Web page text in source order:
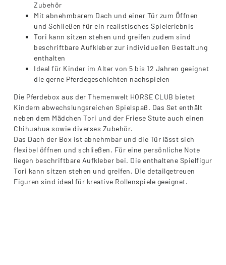
Zubehör
Mit abnehmbarem Dach und einer Tür zum Öffnen
und Schließen für ein realistisches Spielerlebnis
Tori kann sitzen stehen und greifen zudem sind
beschriftbare Aufkleber zur individuellen Gestaltung
enthalten
Ideal für Kinder im Alter von 5 bis 12 Jahren geeignet
die gerne Pferdegeschichten nachspielen
Die Pferdebox aus der Themenwelt HORSE CLUB bietet
Kindern abwechslungsreichen Spielspaß. Das Set enthält
neben dem Mädchen Tori und der Friese Stute auch einen
Chihuahua sowie diverses Zubehör.
Das Dach der Box ist abnehmbar und die Tür lässt sich
flexibel öffnen und schließen. Für eine persönliche Note
liegen beschriftbare Aufkleber bei. Die enthaltene Spielfigur
Tori kann sitzen stehen und greifen. Die detailgetreuen
Figuren sind ideal für kreative Rollenspiele geeignet.